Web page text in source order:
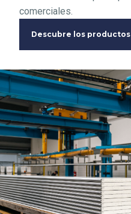
comerciales.
Descubre los productos